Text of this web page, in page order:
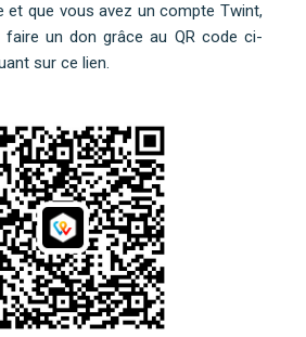
et que vous avez un compte Twint,
un don grâce au QR code ci-
sur ce lien.